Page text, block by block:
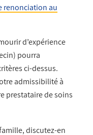
renonciation au
d’expérience
pourra
ci-dessus.
admissibilité à
prestataire de soins
discutez-en